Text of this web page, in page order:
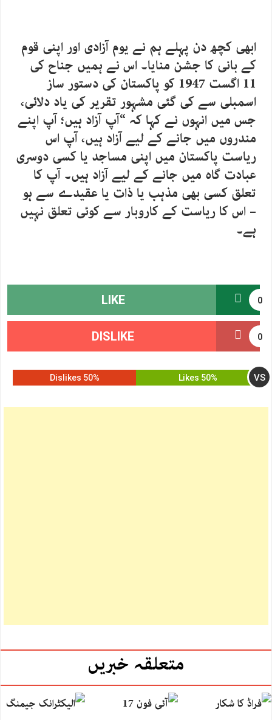
ابھی کچھ دن پہلے ہم نے یوم آزادی اور اپنی قوم
کے بانی کا جشن منایا۔ اس نے ہمیں جناح کی
11 اگست 1947 کو پاکستان کی دستور ساز
اسمبلی سے کی گئی مشہور تقریر کی یاد دلائی،
جس میں انہوں نے کہا کہ “آپ آزاد ہیں؛ آپ اپنے
مندروں میں جانے کے لیے آزاد ہیں، آپ اس
ریاست پاکستان میں اپنی مساجد یا کسی دوسری
عبادت گاہ میں جانے کے لیے آزاد ہیں۔ آپ کا
تعلق کسی بھی مذہب یا ذات یا عقیدے سے ہو
– اس کا ریاست کے کاروبار سے کوئی تعلق نہیں
ہے۔
0
LIKE
0
DISLIKE
50% Likes VS
50% Dislikes
متعلقہ خبریں